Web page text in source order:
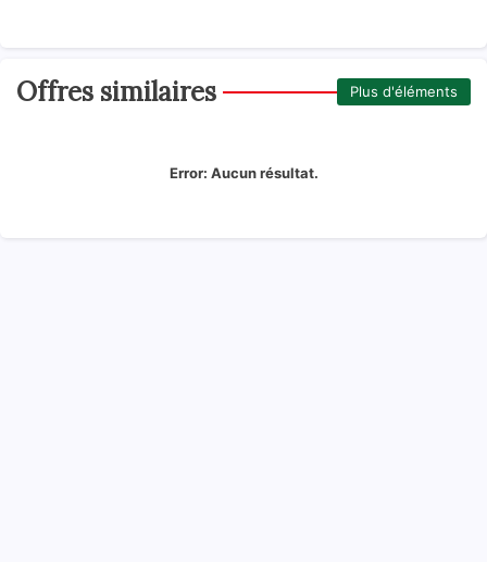
Offres similaires Plus d'éléments
Error: Aucun résultat.